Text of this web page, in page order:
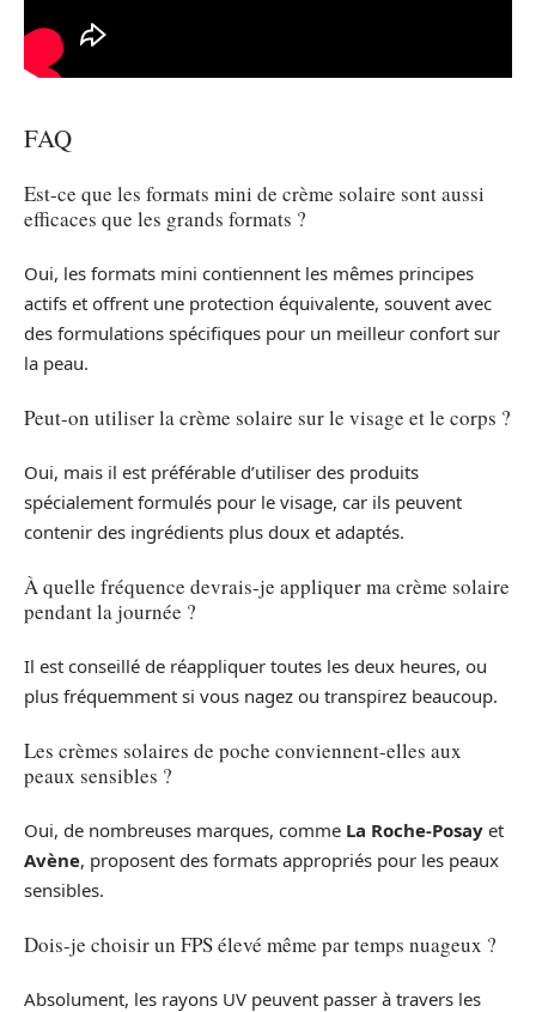
FAQ
Est-ce que les formats mini de crème solaire sont aussi
efficaces que les grands formats ?
Oui, les formats mini contiennent les mêmes principes
actifs et offrent une protection équivalente, souvent avec
des formulations spécifiques pour un meilleur confort sur
la peau.
Peut-on utiliser la crème solaire sur le visage et le corps ?
Oui, mais il est préférable d’utiliser des produits
spécialement formulés pour le visage, car ils peuvent
contenir des ingrédients plus doux et adaptés.
À quelle fréquence devrais-je appliquer ma crème solaire
pendant la journée ?
Il est conseillé de réappliquer toutes les deux heures, ou
plus fréquemment si vous nagez ou transpirez beaucoup.
Les crèmes solaires de poche conviennent-elles aux
peaux sensibles ?
Oui, de nombreuses marques, comme La Roche-Posay et
Avène, proposent des formats appropriés pour les peaux
sensibles.
Dois-je choisir un FPS élevé même par temps nuageux ?
Absolument, les rayons UV peuvent passer à travers les